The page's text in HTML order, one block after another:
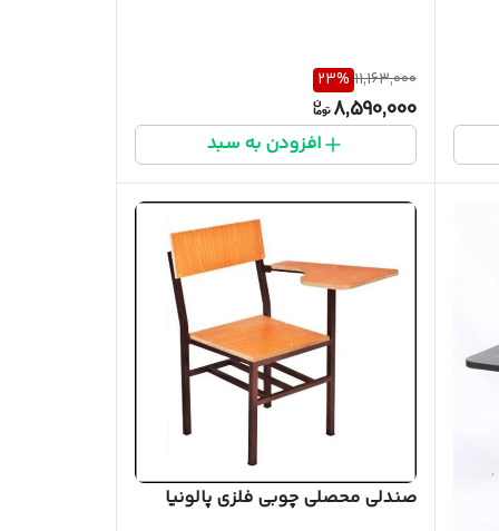
11,163,000
23%
8,590,000
افزودن به سبد
صندلی محصلی چوبی فلزی پالونیا